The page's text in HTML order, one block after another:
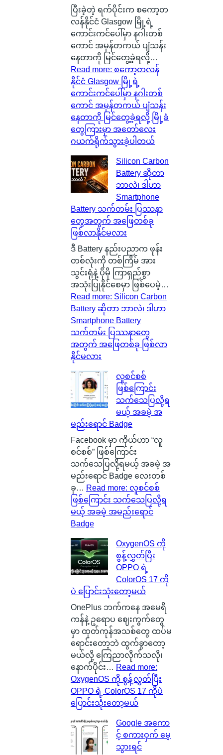
ပြီးခဲ့တဲ့ ရက်ပိုင်းက စကော့တ
လန်နိုင်ငံ Glasgow မြို့ရဲ့
ကောင်းကင်ပေါ်မှာ နဂါးတစ်
ကောင် အမှန်တကယ် ပျံသန်း
နေတာကို မြင်တွေ့ခဲ့ရလို့…
Read more: စကော့တလန်
နိုင်ငံ Glasgow မြို့ရဲ့
ကောင်းကင်ပေါ်မှာ နဂါးတစ်
ကောင် အမှန်တကယ် ပျံသန်း
နေတာကို မြင်တွေ့ခဲ့ရလို့ မြို့ခံ
တွေကြားမှာ အတော်လေး
ဂယက်ရိုက်သွားခဲ့ပါတယ်
Silicon Carbon
Battery ဆိုတာ
ဘာလဲ၊ ဒါဟာ
Smartphone
Battery သက်တမ်း ပြဿနာ
တွေအတွက် အဖြေတစ်ခု
ဖြစ်လာနိုင်မလား
ဒီ Battery နည်းပညာက ဖုန်း
တစ်လုံးကို တစ်ကြိမ် အား
သွင်းရုံနဲ့ ပိုမို ကြာရှည်စွာ
အသုံးပြုနိုင်စေမှာ ဖြစ်ပေမဲ့…
Read more: Silicon Carbon
Battery ဆိုတာ ဘာလဲ၊ ဒါဟာ
Smartphone Battery
သက်တမ်း ပြဿနာတွေ
အတွက် အဖြေတစ်ခု ဖြစ်လာ
နိုင်မလား
လူစင်စစ်
ဖြစ်ကြောင်း
သက်သေပြလို့ရ
မယ့် အခမဲ့ အ
မည်းရောင် Badge
Facebook မှာ ကိုယ်ဟာ “လူ
စင်စစ်” ဖြစ်ကြောင်း
သက်သေပြလို့ရမယ့် အခမဲ့ အ
မည်းရောင် Badge လေးတစ်
ခု… Read more: လူစင်စစ်
ဖြစ်ကြောင်း သက်သေပြလို့ရ
မယ့် အခမဲ့ အမည်းရောင်
Badge
OxygenOS ကို
စွန့်လွှတ်ပြီး
OPPO ရဲ့
ColorOS 17 ကို
ပဲ ပြောင်းသုံးတော့မယ်
OnePlus ဘက်ကနေ အမေရိ
ကန်နဲ့ ဥရောပ ဈေးကွက်တွေ
မှာ ထုတ်ကုန်အသစ်တွေ ထပ်မ
ရောင်းတော့ဘဲ ထွက်ခွာတော့
မယ်လို့ ကြေညာလိုက်သလို၊
နောက်ပိုင်း… Read more:
OxygenOS ကို စွန့်လွှတ်ပြီး
OPPO ရဲ့ ColorOS 17 ကိုပဲ
ပြောင်းသုံးတော့မယ်
Google အကော
င့် စကားဝှက် မေ့
သွားရင်